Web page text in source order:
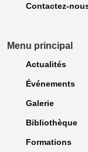
Contactez-
Menu principal
Actualités
Événements
Galerie
Bibliothèque
Formations